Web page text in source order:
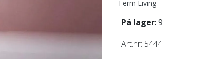
Ferm Living
På lager: 9
Art.nr: 5444